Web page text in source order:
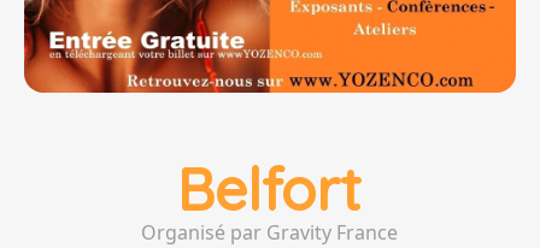
Belfort
Organisé par Gravity France